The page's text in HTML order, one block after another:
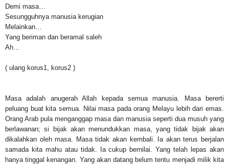
Demi masa…
Sesungguhnya manusia kerugian
Melainkan…
Yang beriman dan beramal saleh
Ah…
( ulang korus1, korus2 )
Masa adalah anugerah Allah kepada semua manusia. Masa bererti
peluang buat kita semua. Nilai masa pada orang Melayu lebih dari emas.
Orang Arab pula menganggap masa dan manusia seperti dua musuh yang
berlawanan; si bijak akan menundukkan masa, yang tidak bijak akan
dikalahkan oleh masa. Masa tidak akan kembali. Ia akan terus berjalan
samada kita mahu atau tidak. Ia cukup bernilai. Yang telah lepas akan
hanya tinggal kenangan. Yang akan datang belum tentu menjadi milik kita